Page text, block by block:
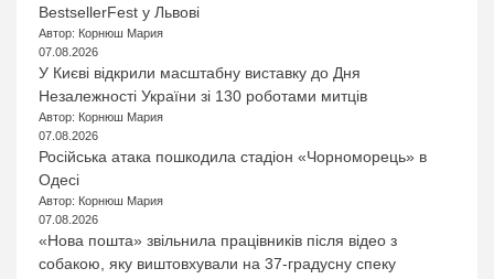
BestsellerFest у Львові
Автор: Корнюш Мария
07.08.2026
У Києві відкрили масштабну виставку до Дня
Незалежності України зі 130 роботами митців
Автор: Корнюш Мария
07.08.2026
Російська атака пошкодила стадіон «Чорноморець» в
Одесі
Автор: Корнюш Мария
07.08.2026
«Нова пошта» звільнила працівників після відео з
собакою, яку виштовхували на 37-градусну спеку